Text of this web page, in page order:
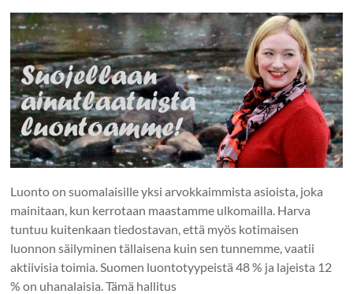
Luonto on suomalaisille yksi arvokkaimmista asioista, joka
mainitaan, kun kerrotaan maastamme ulkomailla. Harva
tuntuu kuitenkaan tiedostavan, että myös kotimaisen
luonnon säilyminen tällaisena kuin sen tunnemme, vaatii
aktiivisia toimia. Suomen luontotyypeistä 48 % ja lajeista 12
% on uhanalaisia. Tämä hallitus